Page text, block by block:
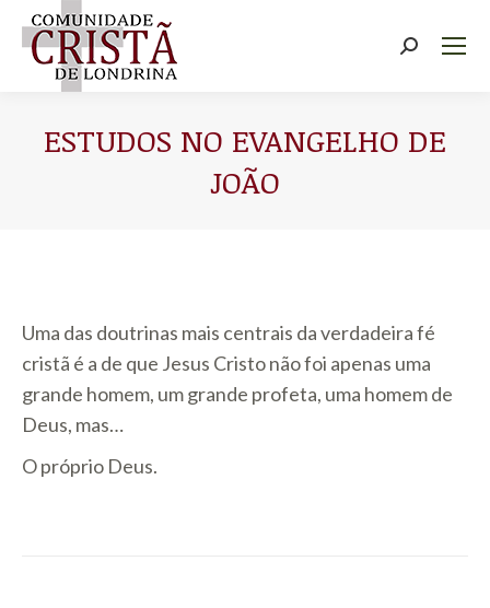
Buscar
ESTUDOS NO EVANGELHO DE
JOÃO
Uma das doutrinas mais centrais da verdadeira fé
cristã é a de que Jesus Cristo não foi apenas uma
grande homem, um grande profeta, uma homem de
Deus, mas…
O próprio Deus.